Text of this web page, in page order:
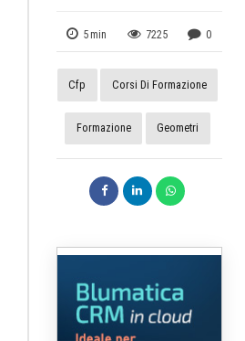
5 min 7225 0
Cfp Corsi Di Formazione
Formazione Geometri